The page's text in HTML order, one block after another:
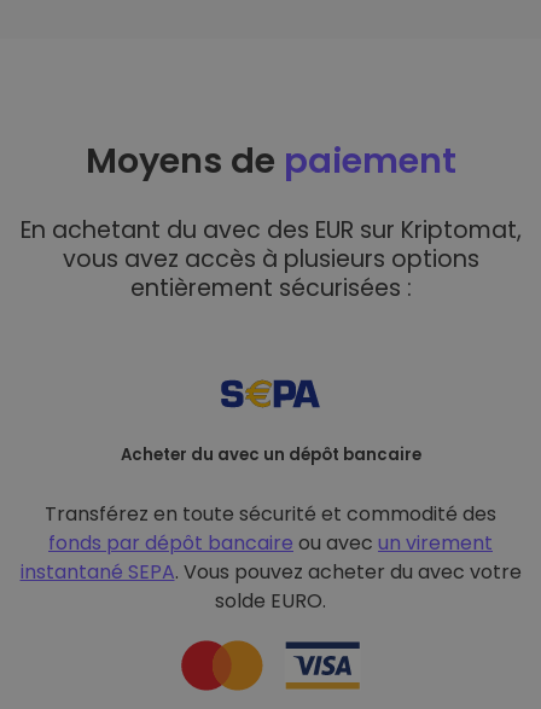
Moyens de paiement
En achetant du avec des EUR sur Kriptomat,
vous avez accès à plusieurs options
entièrement sécurisées :
Acheter du avec un dépôt bancaire
Transférez en toute sécurité et commodité des
fonds par dépôt bancaire ou avec un virement
instantané SEPA. Vous pouvez acheter du avec votre
solde EURO.